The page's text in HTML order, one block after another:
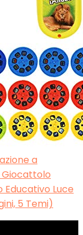
a
Giocattolo
Luce
5 Temi)